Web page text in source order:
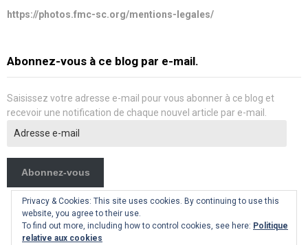
https://photos.fmc-sc.org/mentions-legales/
Abonnez-vous à ce blog par e-mail.
Saisissez votre adresse e-mail pour vous abonner à ce blog et
recevoir une notification de chaque nouvel article par e-mail.
e-
Abonnez-vous
Privacy & Cookies: This site uses cookies. By continuing to use this
website, you agree to their use.
To find out more, including how to control cookies, see here: Politique
relative aux cookies